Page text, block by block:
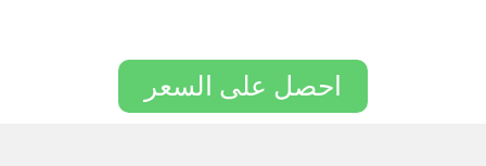
احصل على السعر